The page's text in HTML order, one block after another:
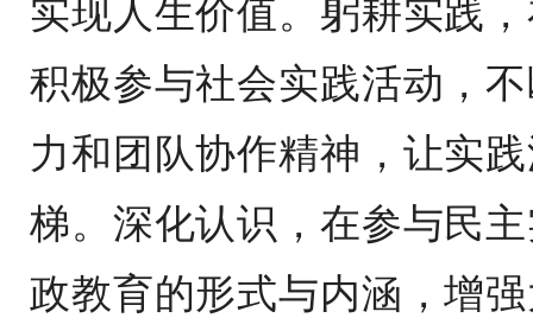
实现人生价值。躬耕实践
积极参与社会实践活动，
力和团队协作精神，让实
梯。深化认识，在参与民
政教育的形式与内涵，增